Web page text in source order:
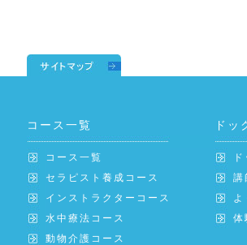
コース一覧 ドッ
コース一覧
セラピスト養成コース
講
インストラクターコース
よ
水中療法コース
体
動物介護コース